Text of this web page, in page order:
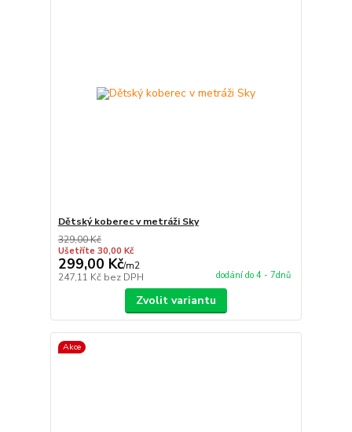
Dětský koberec v metráži Sky
329,00 Kč
Ušetříte 30,00 Kč
299,00 Kč/m2
247,11 Kč bez DPH dodání do 4 - 7dnů
Zvolit variantu
Akce